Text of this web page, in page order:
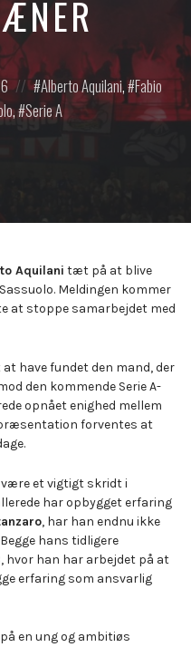
Posted
in:Alberto Aquilani, Fabio
, Serie A
Aquilani tæt på at blive
Meldingen kommer
at stoppe samarbejdet med
have fundet den mand, der
den kommende Serie A-
opnået enighed mellem
forventes at
være et vigtigt skridt i
har opbygget erfaring
, har han endnu ikke
hans tidligere
han har arbejdet på at
erfaring som ansvarlig
en ung og ambitiøs